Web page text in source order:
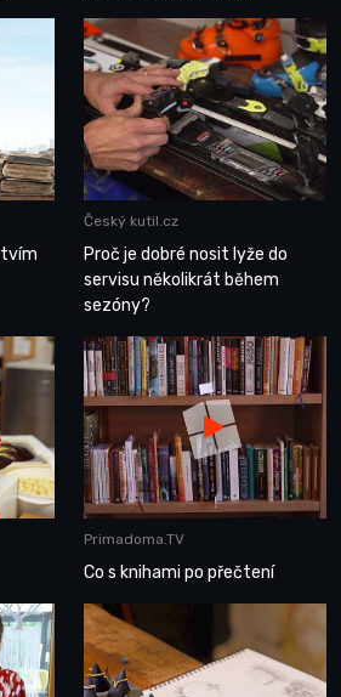
Český kutil.cz
Proč je dobré nosit lyže do
servisu několikrát během
sezóny?
Primadoma.TV
Co s knihami po přečtení